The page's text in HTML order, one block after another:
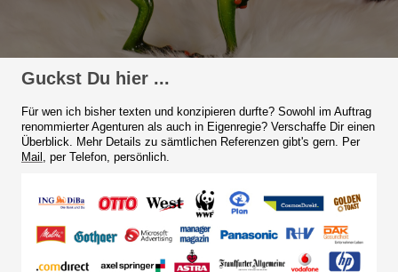
Guckst Du hier ...
Für wen ich bisher texten und konzipieren durfte? Sowohl im Auftrag
renommierter Agenturen als auch in Eigenregie? Verschaffe Dir einen
Überblick. Mehr Details zu sämtlichen Referenzen gibt's gern. Per
Mail , per Telefon, persönlich.